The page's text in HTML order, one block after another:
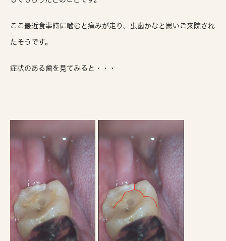
ここ最近食事時に噛むと痛みが走り、虫歯かなと思いご来院され
たそうです。
症状のある歯を見てみると・・・